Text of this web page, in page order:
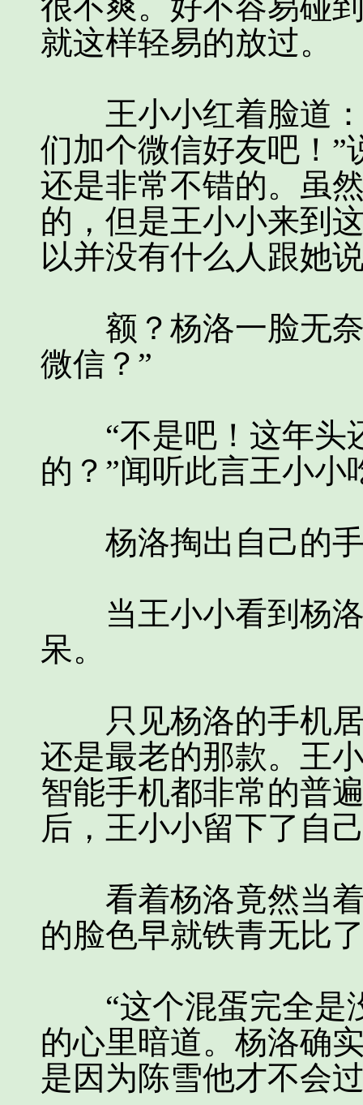
就这样轻易的放过。
王小小红着脸道：
们加个微信好友吧！
还是非常不错的。虽
的，但是王小小来到
以并没有什么人跟她
额？杨洛一脸无奈
微信？”
“不是吧！这年头
的？”闻听此言王小小
杨洛掏出自己的手
当王小小看到杨洛
呆。
只见杨洛的手机居
还是最老的那款。王
智能手机都非常的普
后，王小小留下了自
看着杨洛竟然当着
的脸色早就铁青无比
“这个混蛋完全是
的心里暗道。杨洛确
是因为陈雪他才不会